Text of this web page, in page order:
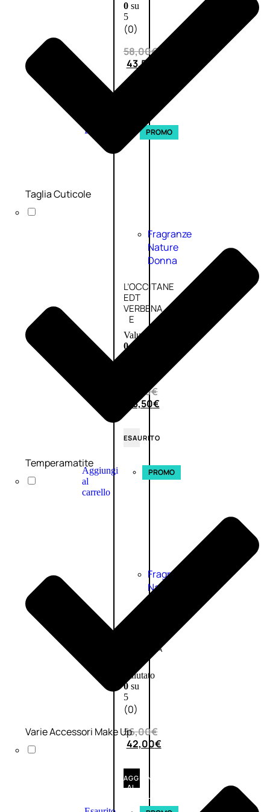
0su
5
(0)
58,00€
43,50
Esaurito PROMO
Fragranze
Nature
Donna
L’OCCITANE
EDT
VERBENA
E
Valutato
0su
58,00€
43,50€
ESAURITO
Aggiungi
al
carrello
PROMO
Fragranze
Nature
Donna
VERBENA
Valutato
0su
5
(0)
56,00€
42,00€
AGGIUNGI
AL
CARRELLO
Taglia Cuticole
Temperamatite
Varie Accessori Make Up